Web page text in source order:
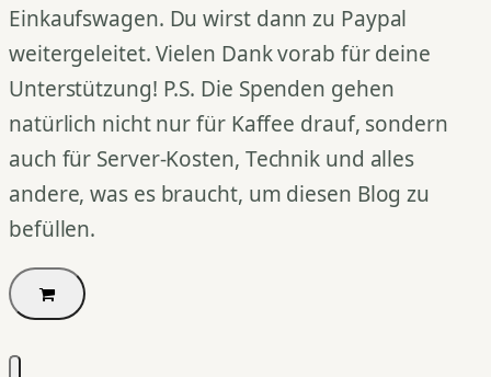
Einkaufswagen. Du wirst dann zu Paypal
weitergeleitet. Vielen Dank vorab für deine
Unterstützung! P.S. Die Spenden gehen
natürlich nicht nur für Kaffee drauf, sondern
auch für Server-Kosten, Technik und alles
andere, was es braucht, um diesen Blog zu
befüllen.